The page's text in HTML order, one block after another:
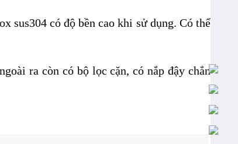
sus304 có độ bền cao khi sử dụng. Có thể
ra còn có bộ lọc cặn, có nắp đậy chắn